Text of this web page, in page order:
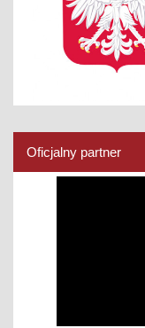
Oficjalny partner